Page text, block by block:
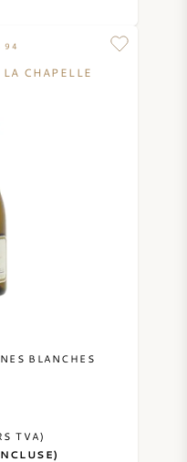
94
CHAPELLE
BLANCHES
TVA)